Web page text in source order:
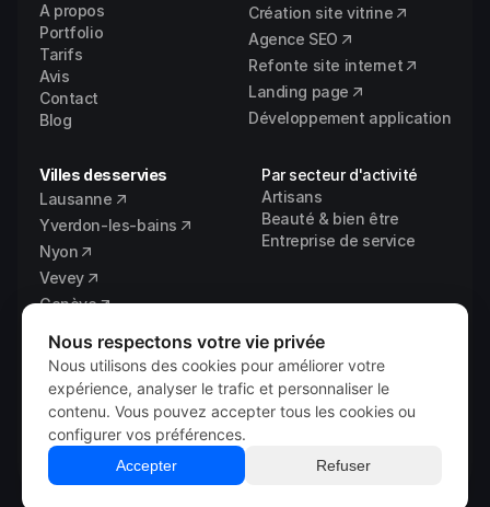
A propos
Portfolio
Tarifs
Avis
Contact
Blog
Par secteur d'activité
Artisans
Beauté & bien être
Entreprise de service
Villes desservies
Yverdon-les-bains
Nyon
Vevey
Lausanne
Genève
Vaud
Refonte site internet
Landing page
Agence SEO
Création site vitrine
Développement application
© 2026 Vixal Digital
Nous respectons votre vie privée
Nous utilisons des cookies pour améliorer votre
expérience, analyser le trafic et personnaliser le
contenu. Vous pouvez accepter tous les cookies ou
configurer vos préférences.
Accepter Refuser